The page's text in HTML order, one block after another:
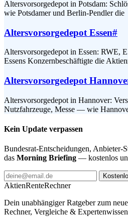
Altersvorsorgedepot in Potsdam:
wie Potsdamer und Berlin-Pendler die
Altersvorsorgedepot Essen#
Altersvorsorgedepot in Essen: RWE,
Essens Konzernbeschäftigte die
Altersvorsorgedepot
Altersvorsorgedepot in Hannover:
Nutzfahrzeuge, Messe — wie
Kein Update verpassen
Bundesrat-Entscheidungen, Anbieter-
das Morning Briefing — kostenlos
AktienRenteRechner
Dein unabhängiger Ratgeber zum
Rechner, Vergleiche &